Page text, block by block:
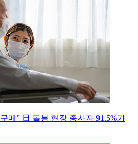
매” 日 돌봄 현장 종사자 91.5%가